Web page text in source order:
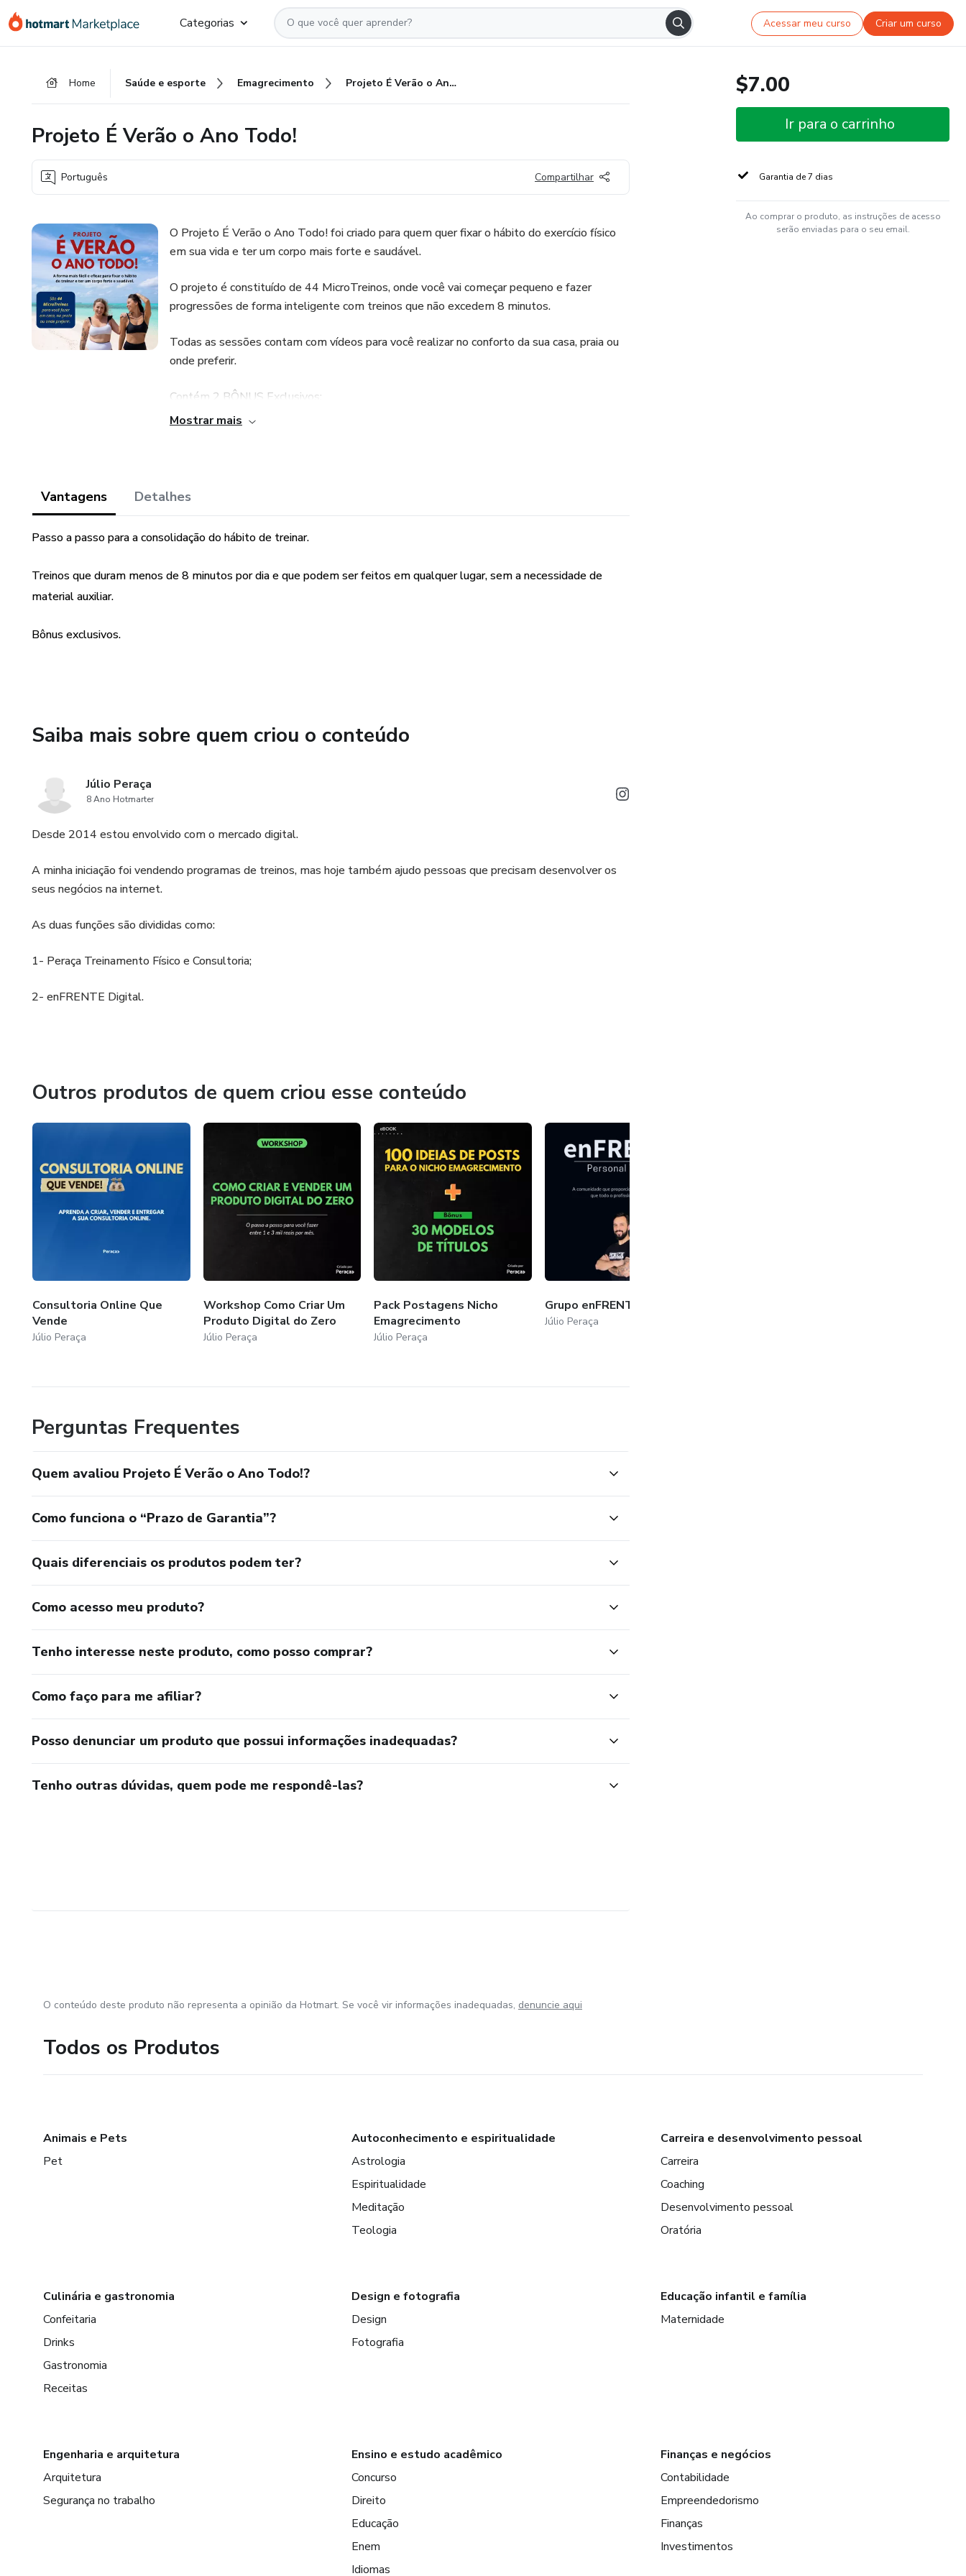
para
para
para
Categorias Acessar meu curso Criar um curso
Home Saúde e esporte Emagrecimento Projeto É Verão o Ano Todo!
Projeto É Verão o Ano Todo!
Português Compartilhar
O Projeto É Verão o Ano Todo! foi criado para quem quer fixar o hábito do exercício físico
em sua vida e ter um corpo mais forte e saudável.
O projeto é constituído de 44 MicroTreinos, onde você vai começar pequeno e fazer
progressões de forma inteligente com treinos que não excedem 8 minutos.
Todas as sessões contam com vídeos para você realizar no conforto da sua casa, praia ou
onde preferir.
Contém 2 BÔNUS Exclusivos:
Mostrar mais
Vantagens Detalhes
Passo a passo para a consolidação do hábito de treinar.
Treinos que duram menos de 8 minutos por dia e que podem ser feitos em qualquer lugar, sem a necessidade de
material auxiliar.
Bônus exclusivos.
Saiba mais sobre quem criou o conteúdo
Júlio Peraça
8 Ano Hotmarter
Desde 2014 estou envolvido com o mercado digital.
A minha iniciação foi vendendo programas de treinos, mas hoje também ajudo pessoas que precisam desenvolver os
seus negócios na internet.
As duas funções são divididas como:
1- Peraça Treinamento Físico e Consultoria;
2- enFRENTE Digital.
Outros produtos de quem criou esse conteúdo
Consultoria Online Que
Vende
Júlio Peraça
Workshop Como Criar Um
Produto Digital do Zero
Júlio Peraça
Pack Postagens Nicho
Emagrecimento
Júlio Peraça
Grupo enFRENTE Personal
Júlio Peraça
Perguntas Frequentes
Quem avaliou Projeto É Verão o Ano Todo!?
Como funciona o “Prazo de Garantia”?
Quais diferenciais os produtos podem ter?
Como acesso meu produto?
Tenho interesse neste produto, como posso comprar?
Como faço para me afiliar?
Posso denunciar um produto que possui informações inadequadas?
Tenho outras dúvidas, quem pode me respondê-las?
$7.00
Ir para o carrinho
Garantia de 7 dias
Ao comprar o produto, as instruções de acesso
serão enviadas para o seu email.
O conteúdo deste produto não representa a opinião da Hotmart. Se você vir informações inadequadas, denuncie aqui
Todos os Produtos
Animais e Pets
Pet
Autoconhecimento e espiritualidade
Astrologia
Espiritualidade
Meditação
Teologia
Carreira e desenvolvimento pessoal
Carreira
Coaching
Desenvolvimento pessoal
Oratória
Culinária e gastronomia
Confeitaria
Drinks
Gastronomia
Receitas
Design e fotografia
Design
Fotografia
Educação infantil e família
Maternidade
Engenharia e arquitetura
Arquitetura
Segurança no trabalho
Ensino e estudo acadêmico
Concurso
Direito
Educação
Enem
Idiomas
Finanças e negócios
Contabilidade
Empreendedorismo
Finanças
Investimentos